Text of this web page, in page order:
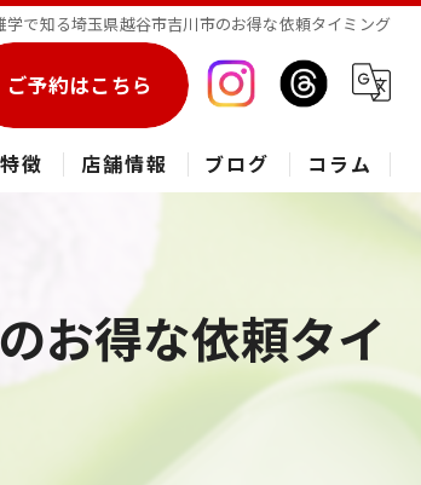
学で知る埼玉県越谷市吉川市のお得な依頼タイミング
ご予約はこちら
徴
のハウスクリーニング
ハウスクリーニング
ハウスクリーニング
店舗情報 ブログ コラム
お得な依頼タイ